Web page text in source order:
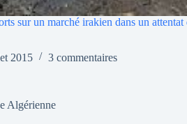
sur un marché irakien dans un attentat
2015
3 commentaires
Algérienne